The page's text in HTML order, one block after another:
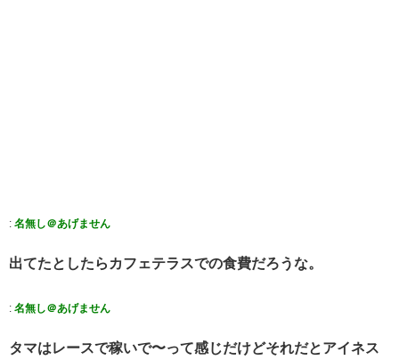
: 名無し＠あげません
出てたとしたらカフェテラスでの食費だろうな。
: 名無し＠あげません
タマはレースで稼いで〜って感じだけどそれだとアイネス